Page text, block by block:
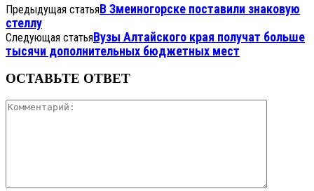
Предыдущая статьяВ Змеиногорске поставили знаковую
стеллу
Следующая статьяВузы Алтайского края получат больше
тысячи дополнительных бюджетных мест
ОСТАВЬТЕ ОТВЕТ